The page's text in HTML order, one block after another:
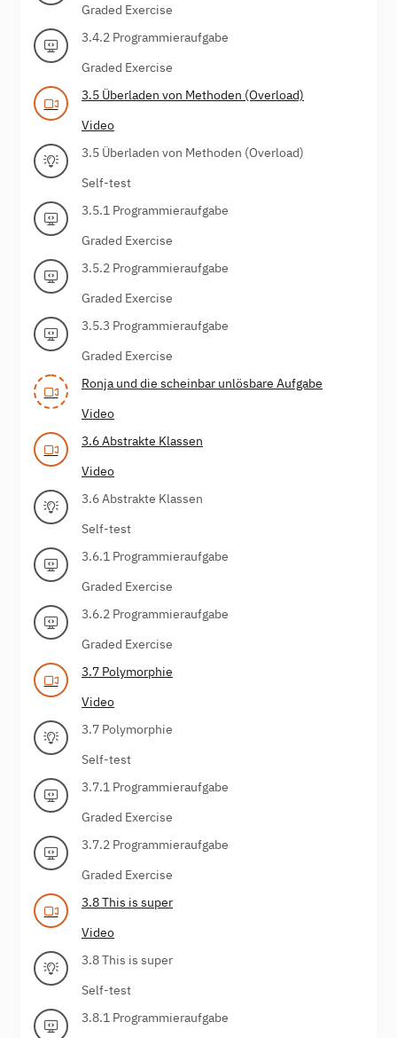
Graded Exercise
3.4.2 Programmieraufgabe
Graded Exercise
3.5 Überladen von Methoden (Overload)
Video
3.5 Überladen von Methoden (Overload)
Self-test
3.5.1 Programmieraufgabe
Graded Exercise
3.5.2 Programmieraufgabe
Graded Exercise
3.5.3 Programmieraufgabe
Graded Exercise
Ronja und die scheinbar unlösbare Aufgabe
Video
3.6 Abstrakte Klassen
Video
3.6 Abstrakte Klassen
Self-test
3.6.1 Programmieraufgabe
Graded Exercise
3.6.2 Programmieraufgabe
Graded Exercise
3.7 Polymorphie
Video
3.7 Polymorphie
Self-test
3.7.1 Programmieraufgabe
Graded Exercise
3.7.2 Programmieraufgabe
Graded Exercise
3.8 This is super
Video
3.8 This is super
Self-test
3.8.1 Programmieraufgabe